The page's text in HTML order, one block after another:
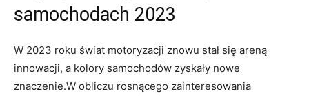
samochodach 2023
W 2023 roku świat motoryzacji znowu stał się areną
innowacji, a kolory samochodów zyskały nowe
znaczenie.W obliczu rosnącego zainteresowania